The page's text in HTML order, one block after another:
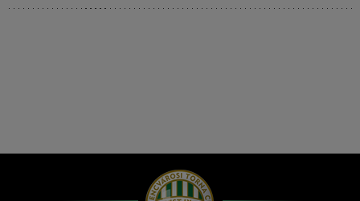
Hírek